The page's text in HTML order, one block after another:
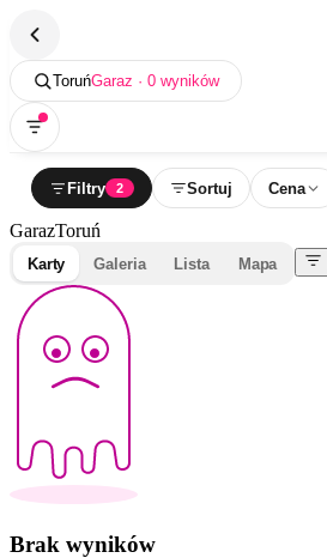
ToruńGaraz · 0 wyników
Filtry 2 Sortuj Cena
GarazToruń
Karty Galeria Lista Mapa
Brak wyników